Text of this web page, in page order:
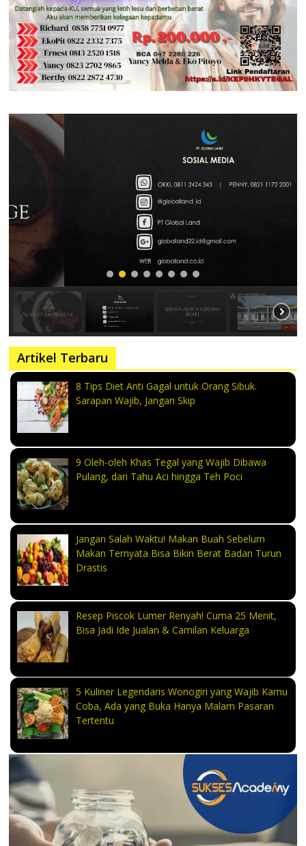
Artikel Terbaru
8 Tips Diet Anti Gagal untuk Orang Sibuk.
Sarapan Wajib, Jangan Skip
9 Oleh-oleh Khas Tegal yang Wajib Dibawa
Pulang, dari Tahu Aci hingga Teh Poci
Jangan Salah Waktu! Makan Buah Sebelum
Makan Ternyata Bisa Bikin Berat Badan Turun
Drastis
Resep Piscok Lumer Renyah! Cuma 25 Menit,
Bisa Jadi Ide Jualan & Camilan Keluarga
5 Kuliner Legendaris Wonogiri yang Wajib Kamu
Coba, Ada yang Buka Hanya Malam Pasaran
Tertentu